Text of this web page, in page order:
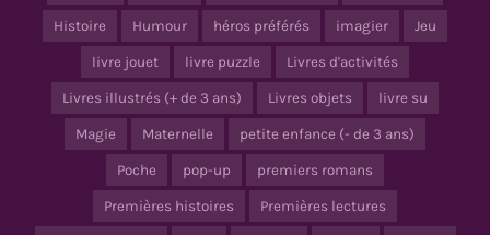
Histoire Humour héros préférés imagier Jeu
livre jouet livre puzzle Livres d'activités
Livres illustrés (+ de 3 ans) Livres objets livre su
Magie Maternelle petite enfance (- de 3 ans)
Poche pop-up premiers romans
Premières histoires Premières lectures